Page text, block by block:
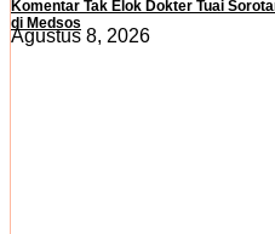
Komentar Tak Elok Dokter Tuai
di Medsos
Agustus 8, 2026